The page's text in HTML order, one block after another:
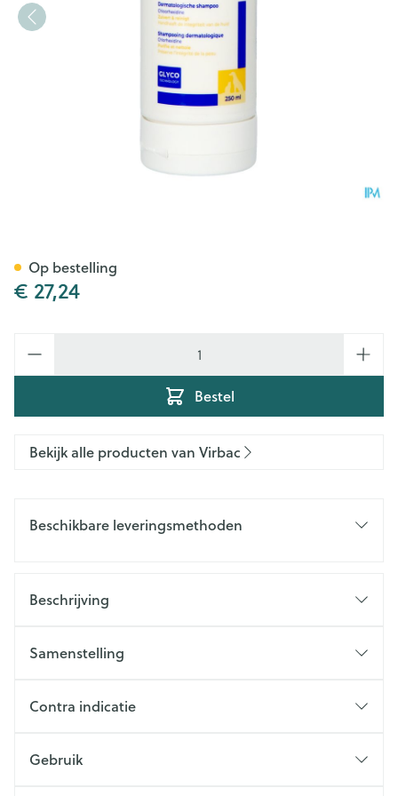
€ 27,24
Bestel
Op bestelling
Bekijk alle producten van Virbac
Beschikbare leveringsmethoden
Beschrijving
Samenstelling
Contra indicatie
Gebruik